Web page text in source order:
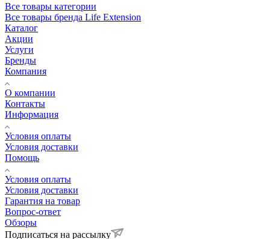
Все товары категории
Все товары бренда Life Extension
Каталог
Акции
Услуги
Бренды
Компания
О компании
Контакты
Информация
Условия оплаты
Условия доставки
Помощь
Условия оплаты
Условия доставки
Гарантия на товар
Вопрос-ответ
Обзоры
Подписаться на рассылку